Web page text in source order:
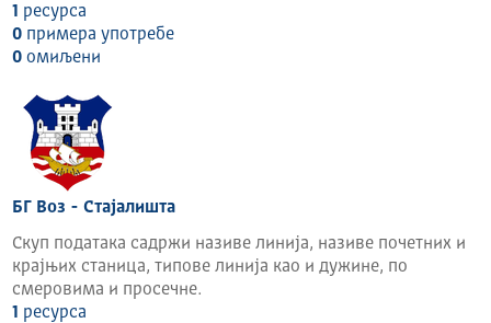
заокружену целину унутар секретаријата, образују
се сектори, одељења, одсеци и групе.
1 ресурса
0 примера употребе
0 омиљени
БГ Воз - Стајалишта
Скуп података садржи називе линија, називе почетних и
крајњих станица, типове линија као и дужине, по
смеровима и просечне.
1 ресурса